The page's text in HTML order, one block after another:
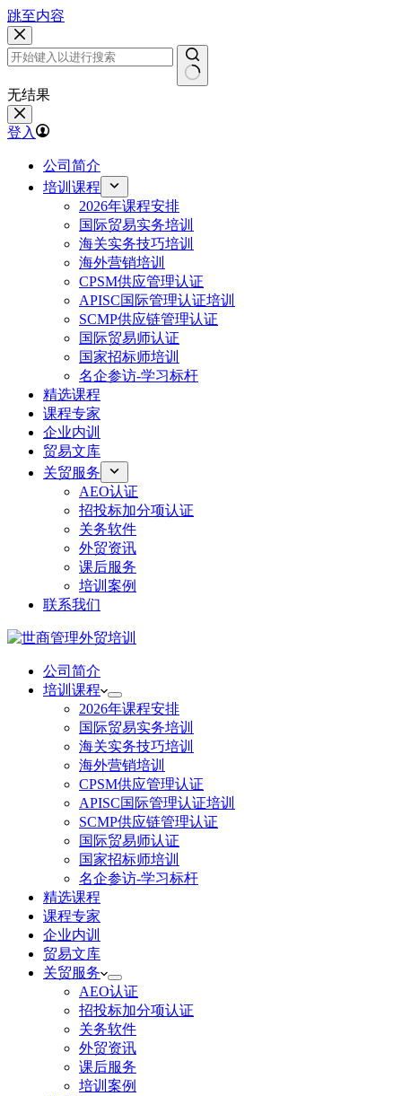
跳至内容
无结果
登入
公司简介
培训课程
2026年课程安排
国际贸易实务培训
海关实务技巧培训
海外营销培训
CPSM供应管理认证
APISC国际管理认证培训
SCMP供应链管理认证
国际贸易师认证
国家招标师培训
名企参访-学习标杆
精选课程
课程专家
企业内训
贸易文库
关贸服务
AEO认证
招投标加分项认证
关务软件
外贸资讯
课后服务
培训案例
联系我们
公司简介
培训课程
2026年课程安排
国际贸易实务培训
海关实务技巧培训
海外营销培训
CPSM供应管理认证
APISC国际管理认证培训
SCMP供应链管理认证
国际贸易师认证
国家招标师培训
名企参访-学习标杆
精选课程
课程专家
企业内训
贸易文库
关贸服务
AEO认证
招投标加分项认证
关务软件
外贸资讯
课后服务
培训案例